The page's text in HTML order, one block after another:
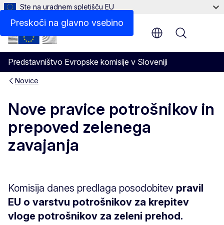
Preskoči na glavno vsebino
Ste na uradnem spletišču EU
Predstavništvo Evropske komisije v Sloveniji
Menu
Novice
Nove pravice potrošnikov in
prepoved zelenega
zavajanja
Komisija danes predlaga posodobitev pravil
EU o varstvu potrošnikov za krepitev
vloge potrošnikov za zeleni prehod.